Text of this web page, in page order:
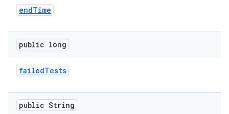
endTime
public long
failedTests
public String